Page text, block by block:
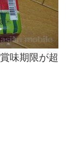
味期限が超